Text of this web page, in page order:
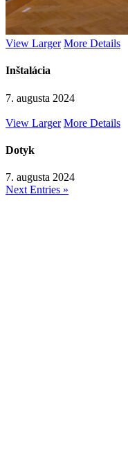
View Larger More Details
Inštalácia
7. augusta 2024
View Larger More Details
Dotyk
7. augusta 2024
Next Entries »